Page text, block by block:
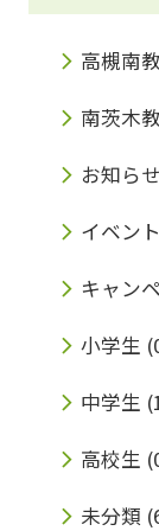
高槻南
南茨木
お知らせ
イベント
キャン
小学生
中学生
高校生
未分類